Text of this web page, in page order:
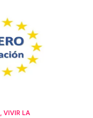
, VIVIR LA